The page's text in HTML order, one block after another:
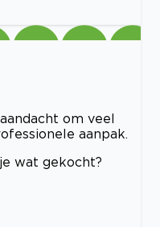
om veel
aanpak.
wat gekocht?